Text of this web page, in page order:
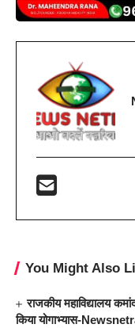
You Might Also
राजकीय महाविद्यालय
किया योगाभ्यास-